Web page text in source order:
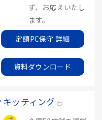
ず、お応えいたし
ます。
定額PC保守 詳細
資料ダウンロード
キッティング